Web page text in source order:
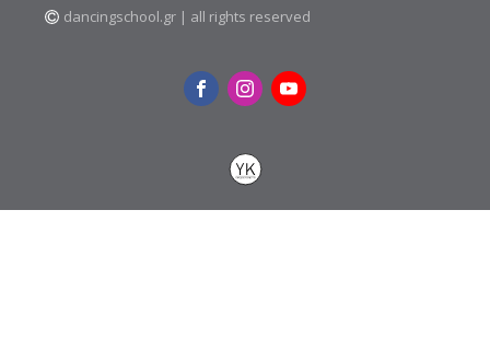
dancingschool.gr | all rights reserved